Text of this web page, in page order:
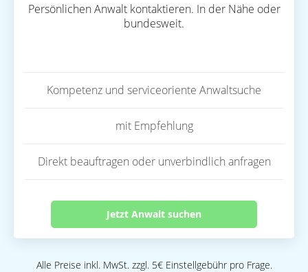
Persönlichen Anwalt kontaktieren. In der Nähe oder
bundesweit.
Kompetenz und serviceoriente Anwaltsuche
mit Empfehlung
Direkt beauftragen oder unverbindlich anfragen
Jetzt Anwalt suchen
Alle Preise inkl. MwSt. zzgl. 5€ Einstellgebühr pro Frage.